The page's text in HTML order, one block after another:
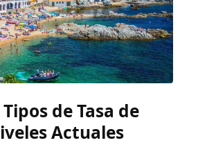
de Tasa de
Actuales